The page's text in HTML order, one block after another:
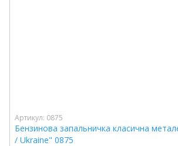
Артикул: 0875
Бензинова запальничка класична
/ Ukraine" 0875